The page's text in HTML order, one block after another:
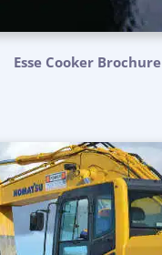
Esse Cooker Brochure